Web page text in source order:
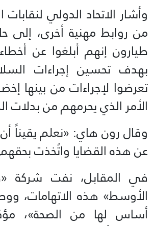
وأشار الاتحاد الدولي لنقابات
من روابط مهنية أخرى، إلى
طيارون إنهم أبلغوا عن
بهدف تحسين إجراءات
تعرضوا لإجراءات من بينها
الأمر الذي يحرمهم من بدلات
وقال رون هاي: «نعلم يقيناً أن
عن هذه القضايا واتُخذت
في المقابل، نفت شركة
الأوسط» هذه الاتهامات،
أساس لها من الصحة»،